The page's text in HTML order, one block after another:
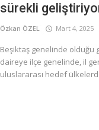
sürekli
Özkan ÖZEL Mart 4, 2025
Beşiktaş genelinde olduğu
daireye ilçe genelinde, il
uluslararası hedef
Gayrettepe Binalar
Fikri Öneş